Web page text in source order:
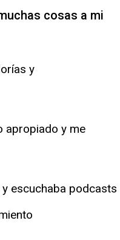
cosas a mi
y
apropiado y me
escuchaba podcasts